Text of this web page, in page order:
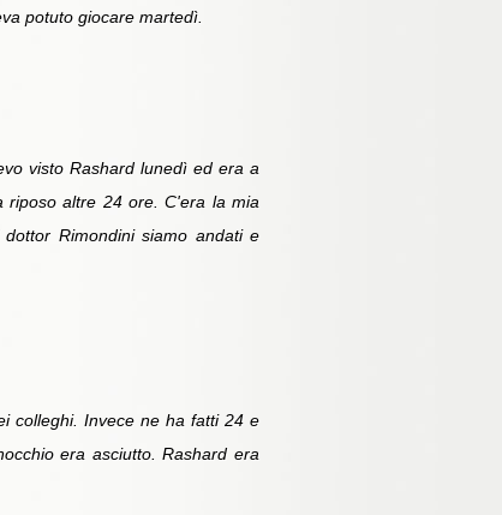
potuto giocare martedì.
visto Rashard lunedì ed era a
riposo altre 24 ore. C'era la mia
Rimondini siamo andati e
colleghi. Invece ne ha fatti 24 e
era asciutto. Rashard era